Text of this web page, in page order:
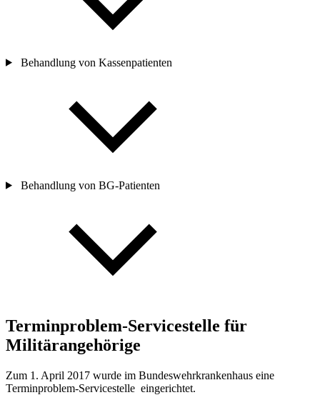
Behandlung von Kassenpatienten
Behandlung von BG-Patienten
Terminproblem-Servicestelle für
Militärangehörige
Zum 1. April 2017 wurde im Bundeswehrkrankenhaus eine
Terminproblem-Servicestelle eingerichtet.